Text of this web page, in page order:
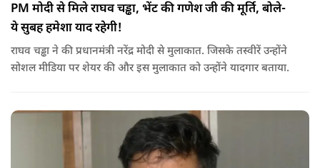
PM मोदी से मिले राघव चड्ढा, भेंट की गणेश जी की मूर्ति, बोले-
ये सुबह हमेशा याद रहेगी!
राघव चड्ढा ने की प्रधानमंत्री नरेंद्र मोदी से मुलाकात. जिसके तस्वीरें उन्होंने
सोशल मीडिया पर शेयर की और इस मुलाकात को उन्होंने यादगार बताया.